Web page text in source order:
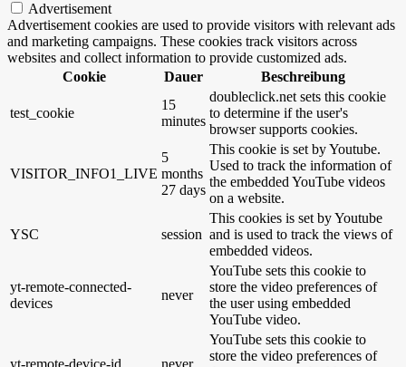
Advertisement
Advertisement cookies are used to provide visitors with relevant ads
and marketing campaigns. These cookies track visitors across
websites and collect information to provide customized ads.
Cookie
Dauer Beschreibung
test_cookie
15
minutes
doubleclick.net sets this cookie
to determine if the user's
browser supports cookies.
VISITOR_INFO1_LIVE
5
months
27 days
This cookie is set by Youtube.
Used to track the information of
the embedded YouTube videos
on a website.
YSC session
This cookies is set by Youtube
and is used to track the views of
embedded videos.
yt-remote-connected-
devices
never
YouTube sets this cookie to
store the video preferences of
the user using embedded
YouTube video.
YouTube sets this cookie to
store the video preferences of